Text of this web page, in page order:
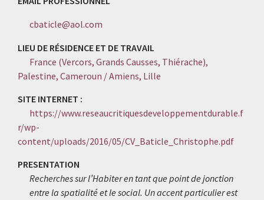
cbaticle@aol.com
LIEU DE RÉSIDENCE ET DE TRAVAIL
France (Vercors, Grands Causses, Thiérache),
Palestine, Cameroun / Amiens, Lille
SITE INTERNET :
https://www.reseaucritiquesdeveloppementdurable.f
r/wp-
content/uploads/2016/05/CV_Baticle_Christophe.pdf
PRESENTATION
Recherches sur l’Habiter en tant que point de jonction
entre la spatialité et le social. Un accent particulier est